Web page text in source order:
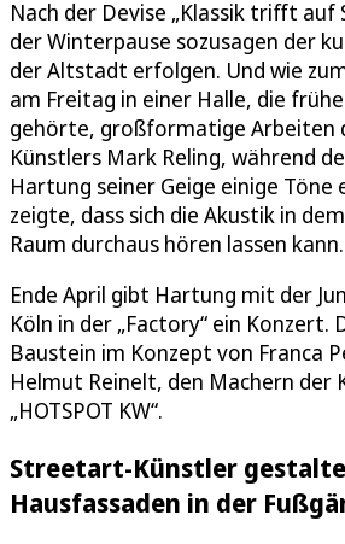
Nach der Devise „Klassik trifft auf
der Winterpause sozusagen der
der Altstadt erfolgen. Und wie
am Freitag in einer Halle, die
gehörte, großformatige Arbeiten
Künstlers Mark Reling, während
Hartung seiner Geige einige Töne
zeigte, dass sich die Akustik in
Raum durchaus hören lassen kann.
Ende April gibt Hartung mit der
Köln in der „Factory“ ein Konzert.
Baustein im Konzept von Franca
Helmut Reinelt, den Machern der
„HOTSPOT KW“.
Streetart-Künstler
Hausfassaden in der